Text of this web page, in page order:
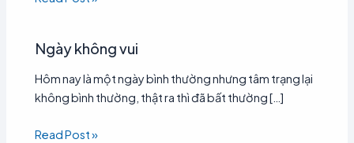
Ngày không vui
Hôm nay là một ngày bình thường nhưng tâm trạng lại
không bình thường, thật ra thì đã bất thường […]
Read Post »